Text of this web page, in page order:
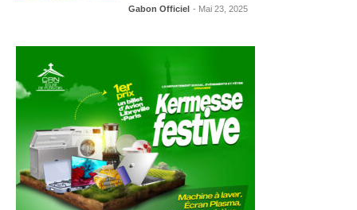
Gabon Officiel - Mai 23, 2025